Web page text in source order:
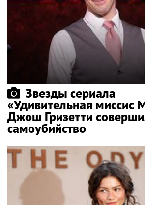
Звезды сериала
«Удивительная миссис
Джош Гризетти
самоубийство